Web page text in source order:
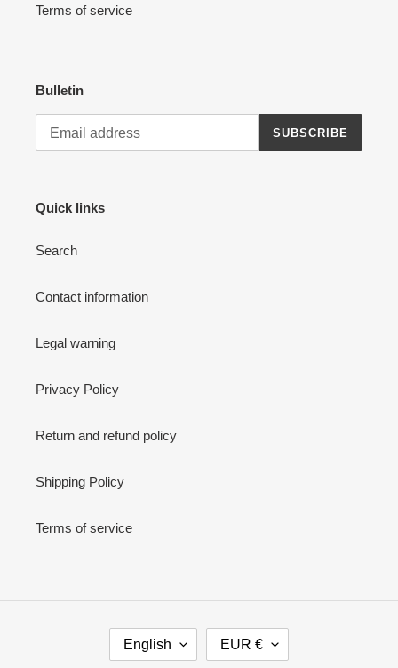
Terms of service
Bulletin
SUBSCRIBE
Quick links
Search
Contact information
Legal warning
Privacy Policy
Return and refund policy
Shipping Policy
Terms of service
English EUR €